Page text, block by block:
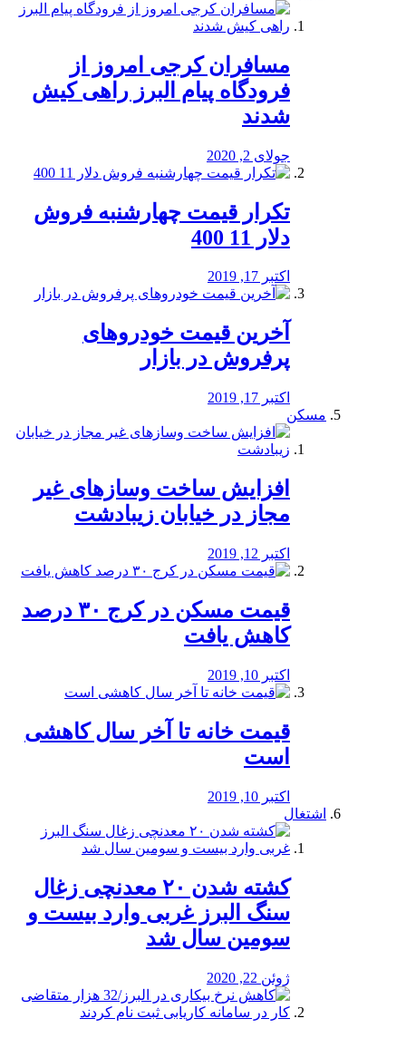
مسافران کرجی امروز از
فرودگاه پیام البرز راهی کیش
شدند
جولای 2, 2020
تکرار قیمت چهارشنبه فروش
دلار 11 400
اکتبر 17, 2019
آخرین قیمت خودرو‌های
پرفروش در بازار
اکتبر 17, 2019
مسکن
افزایش ساخت وسازهای غیر
مجاز در خیابان زیبادشت
اکتبر 12, 2019
️قیمت مسکن در کرج ۳۰ درصد
کاهش یافت
اکتبر 10, 2019
قیمت خانه تا آخر سال کاهشی
است
اکتبر 10, 2019
اشتغال
کشته شدن ۲۰ معدنچی زغال
سنگ البرز غربی وارد بیست و
سومین سال شد
ژوئن 22, 2020